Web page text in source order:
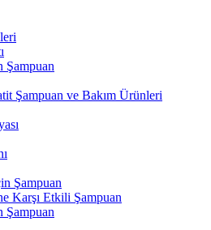
Şampuan
Şampuan ve Bakım Ürünleri
Şampuan
Karşı Etkili Şampuan
Şampuan